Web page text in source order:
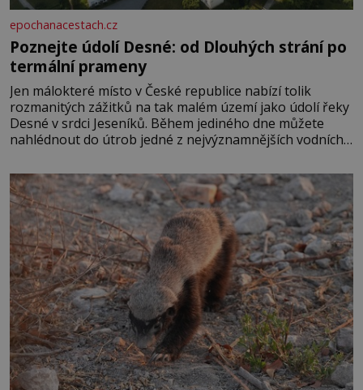
epochanacestach.cz
Poznejte údolí Desné: od Dlouhých strání po
termální prameny
Jen málokteré místo v České republice nabízí tolik
rozmanitých zážitků na tak malém území jako údolí řeky
Desné v srdci Jeseníků. Během jediného dne můžete
nahlédnout do útrob jedné z nejvýznamnějších vodních
se na koloběžce a den zakončit poznáváním památek ve
Velkých Losinách nebo v termálním